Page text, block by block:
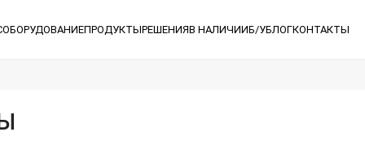
ОБОРУДОВАНИЕПРОДУКТЫРЕШЕНИЯВ НАЛИЧИИБ/УБЛОГКОНТАКТЫ